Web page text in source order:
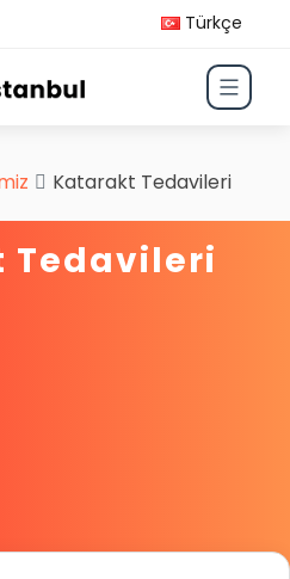
Türkçe
Katarakt Tedavileri
Tedavileri